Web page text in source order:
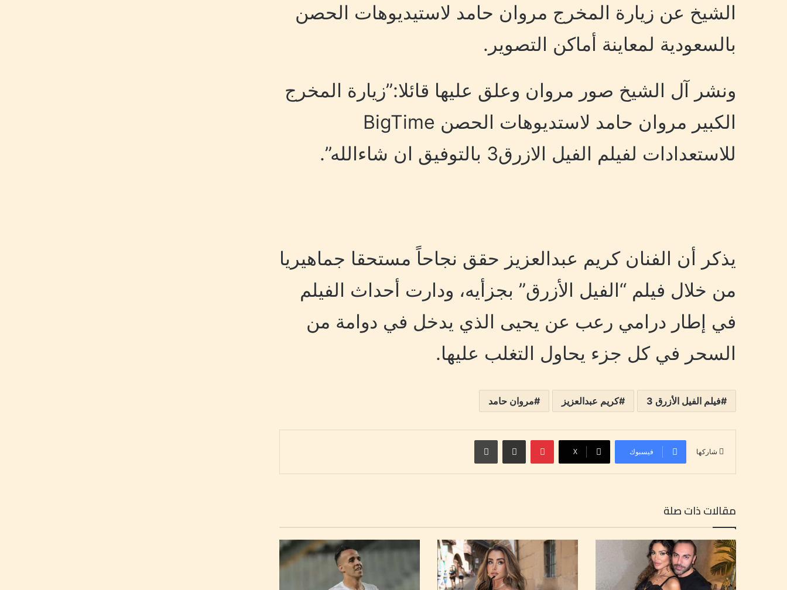
الشيخ عن زيارة المخرج مروان حامد لاستيديوهات الحصن
بالسعودية لمعاينة أماكن التصوير.
ونشر آل الشيخ صور مروان وعلق عليها قائلا:”زيارة المخرج
الكبير مروان حامد لاستديوهات الحصن BigTime
للاستعدادات لفيلم الفيل الازرق3 بالتوفيق ان شاءالله”.
يذكر أن الفنان كريم عبدالعزيز حقق نجاحاً مستحقا جماهيريا
من خلال فيلم “الفيل الأزرق” بجزأيه، ودارت أحداث الفيلم
في إطار درامي رعب عن يحيى الذي يدخل في دوامة من
السحر في كل جزء يحاول التغلب عليها.
فيلم الفيل الأزرق 3 كريم عبدالعزيز مروان حامد
شاركها فيسبوك ‫X
بينتيريست
مقالات ذات صلة